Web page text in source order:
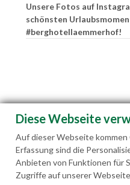
Unsere Fotos auf
schönsten
#berghotellaemmerhof!
Diese Webseite
Auf dieser Webseite kommen
Erfassung sind die
Anbieten von Funktionen für
Zugriffe auf unserer